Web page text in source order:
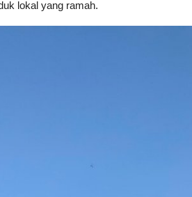
lokal yang ramah.